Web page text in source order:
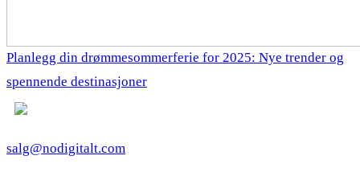
Planlegg din drømmesommerferie for 2025: Nye trender og
spennende destinasjoner
salg@nodigitalt.com